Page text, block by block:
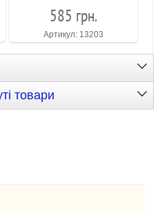
585 грн.
Артикул: 13203
товари